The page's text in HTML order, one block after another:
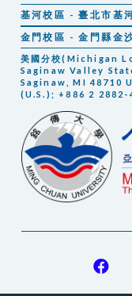
基河校區 - 臺北市
金門校區 - 金門縣
美國分校(Michigan
Saginaw Valley
Saginaw, MI 48710
(U.S.); +886 2